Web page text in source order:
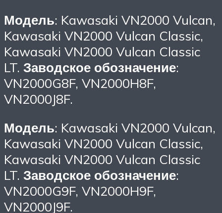
Модель: Kawasaki VN2000 Vulcan,
Kawasaki VN2000 Vulcan Classic,
Kawasaki VN2000 Vulcan Classic
LT. Заводское обозначение:
VN2000G8F, VN2000H8F,
VN2000J8F.
Модель: Kawasaki VN2000 Vulcan,
Kawasaki VN2000 Vulcan Classic,
Kawasaki VN2000 Vulcan Classic
LT. Заводское обозначение:
VN2000G9F, VN2000H9F,
VN2000J9F.